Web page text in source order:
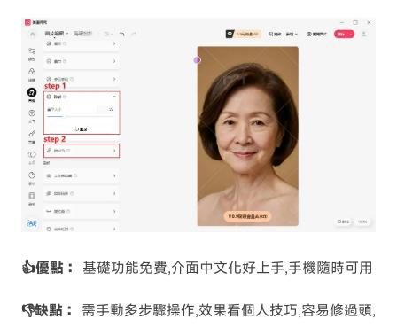
👍優點： 基礎功能免費,介面中文化好上手,手機隨時可用
👎缺點： 需手動多步驟操作,效果看個人技巧,容易修過頭,